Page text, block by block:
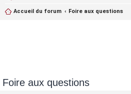
Accueil du forum Foire aux questions
Foire aux questions